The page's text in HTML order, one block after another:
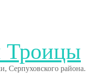
Троицы
Серпуховского района.